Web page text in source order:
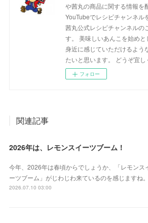
や茜丸の商品に関する情報を
YouTubeでレシピチャンネル
茜丸公式レシピチャンネルの
す。 美味しいあんこを始めと
身近に感じていただけるよう
たいと思います。 どうぞ宜し
フォロー
関連記事
2026年は、レモンスイーツブーム！
今年、2026年は春頃からでしょうか、「レモンス
ーツブーム」がじわじわ来ているのを感じますね
2026.07.10 03:00